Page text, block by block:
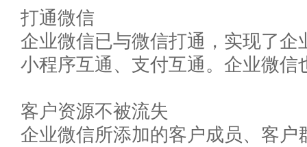
打通微信
企业微信已与微信打通，实现了
小程序互通、支付互通。企业微
客户资源不被流失
企业微信所添加的客户成员、客